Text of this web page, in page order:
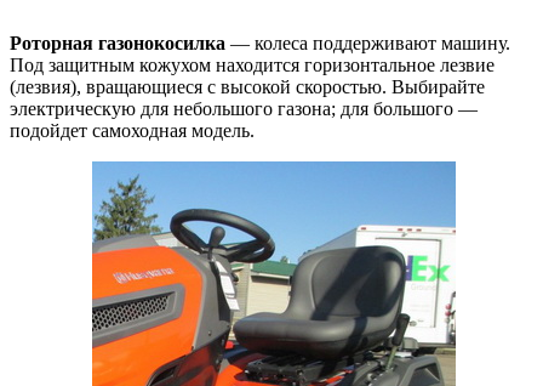
Роторная газонокосилка — колеса поддерживают машину.
Под защитным кожухом находится горизонтальное лезвие
(лезвия), вращающиеся с высокой скоростью. Выбирайте
электрическую для небольшого газона; для большого —
подойдет самоходная модель.